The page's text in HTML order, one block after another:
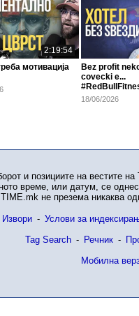
2:19:54
мотивација
Bez profit
covecki e...
18/06/2026
и позициите на вестите
време, или датум, се
TIME.mk не презема никаква
Извори - Услови за
Tag Search - Речник -
Мобилна